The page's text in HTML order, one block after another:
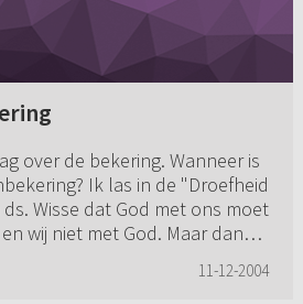
over de bekering. Wanneer is
Ik las in de "Droefheid
Wisse dat God met ons moet
wij niet met God. Maar dan
11-12-2004